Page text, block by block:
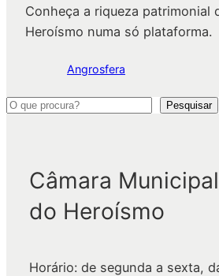
Conheça a riqueza patrimonial
Heroísmo numa só plataforma.
Angrosfera
P
Pesquisar
Câmara
do Heroísmo
Horário: de segunda a sexta,